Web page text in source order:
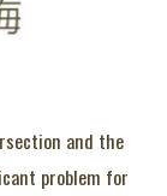
and the
problem for